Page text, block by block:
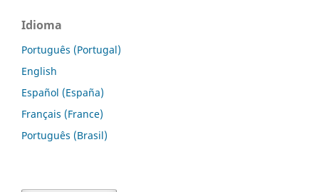
Idioma
Português (Portugal)
English
Español (España)
Français (France)
Português (Brasil)